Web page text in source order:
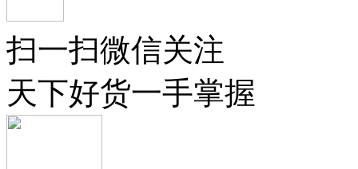
扫一扫微信关注
天下好货一手掌握